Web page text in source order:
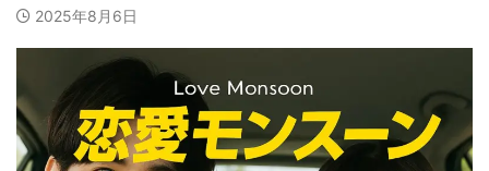
2025年8月6日